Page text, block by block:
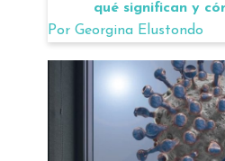
qué significan y
Por Georgina Elustondo